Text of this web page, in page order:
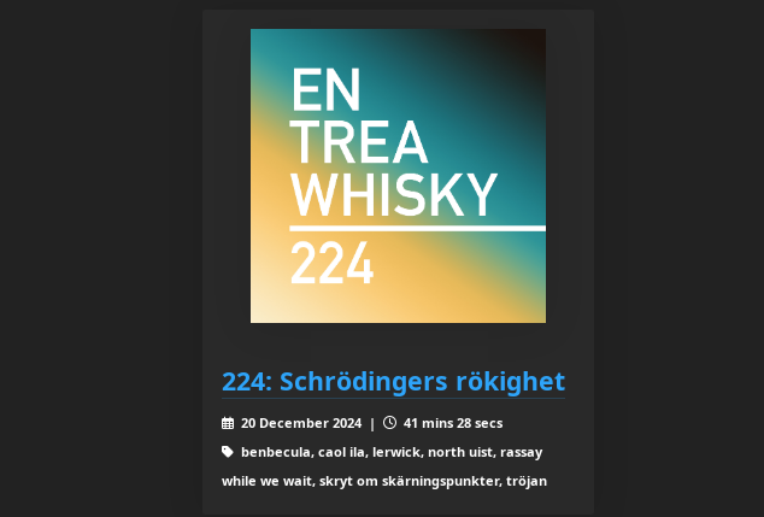
224: Schrödingers rökighet
20 December 2024 |
41 mins 28 secs
benbecula, caol ila, lerwick, north uist, rassay
while we wait, skryt om skärningspunkter, tröjan